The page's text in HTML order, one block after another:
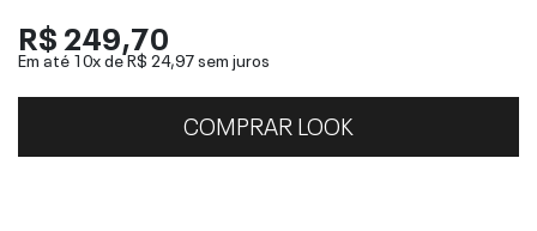
R$ 249,70
Em até 10x deR$ 24,97sem juros
COMPRAR LOOK